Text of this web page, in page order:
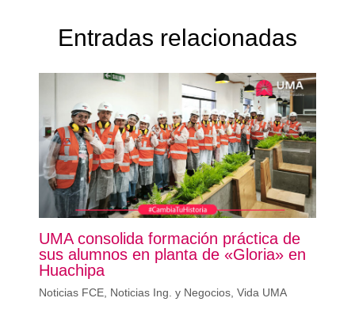
Entradas relacionadas
UMA consolida formación práctica de
sus alumnos en planta de «Gloria» en
Huachipa
Noticias FCE, Noticias Ing. y Negocios, Vida UMA